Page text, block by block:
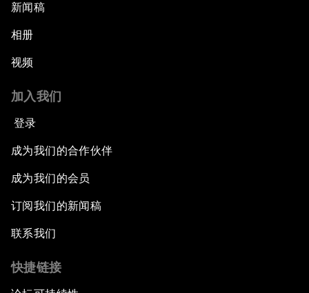
新闻稿
相册
视频
加入我们
登录
成为我们的合作伙伴
成为我们的会员
订阅我们的新闻稿
联系我们
快捷链接